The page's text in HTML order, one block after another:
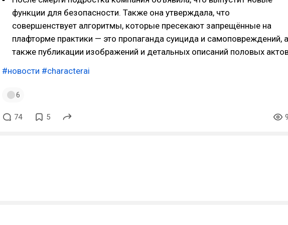
функции для безопасности. Также она утверждала, что
совершенствует алгоритмы, которые пресекают запрещённые на
плафторме практики — это пропаганда суицида и самоповреждений, а
также публикации изображений и детальных описаний половых
#новости #characterai
6
74 5